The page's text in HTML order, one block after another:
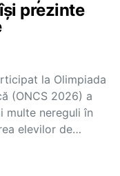
prezinte
la Olimpiada
(ONCS 2026) a
multe nereguli în
elevilor de…